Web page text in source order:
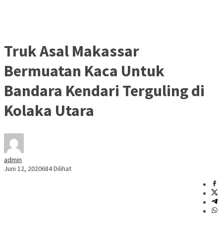
Truk Asal Makassar
Bermuatan Kaca Untuk
Bandara Kendari Terguling di
Kolaka Utara
admin
Juni 12, 2020684 Dilihat